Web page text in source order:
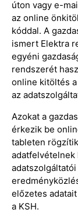
úton vagy e-
az online
kóddal. A
ismert Elektra
egyéni
rendszerét
online kitöltés
az
Azokat a
érkezik be
tableten
adatfelvételnek
előzetes
a KSH.